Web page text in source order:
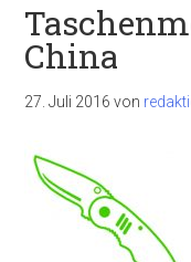
China
27. Juli 2016 von